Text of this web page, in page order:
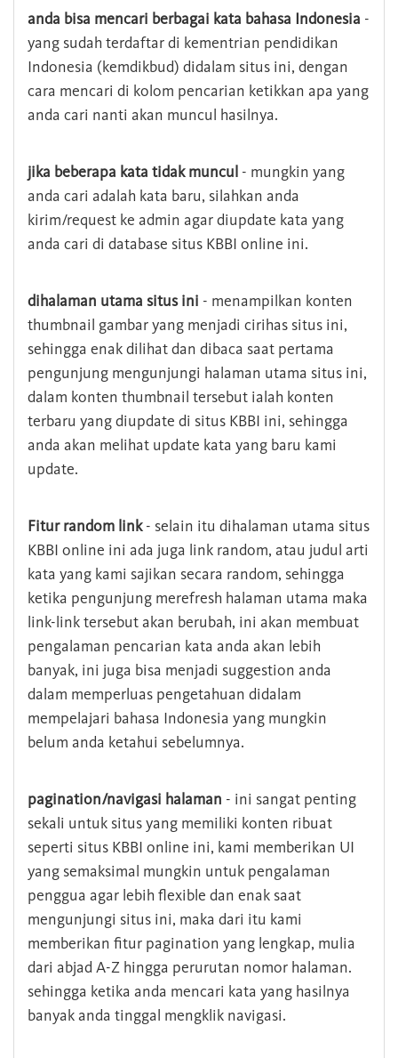
anda bisa mencari berbagai kata bahasa Indonesia -
yang sudah terdaftar di kementrian pendidikan
Indonesia (kemdikbud) didalam situs ini, dengan
cara mencari di kolom pencarian ketikkan apa yang
anda cari nanti akan muncul hasilnya.
jika beberapa kata tidak muncul - mungkin yang
anda cari adalah kata baru, silahkan anda
kirim/request ke admin agar diupdate kata yang
anda cari di database situs KBBI online ini.
dihalaman utama situs ini - menampilkan konten
thumbnail gambar yang menjadi cirihas situs ini,
sehingga enak dilihat dan dibaca saat pertama
pengunjung mengunjungi halaman utama situs ini,
dalam konten thumbnail tersebut ialah konten
terbaru yang diupdate di situs KBBI ini, sehingga
anda akan melihat update kata yang baru kami
update.
Fitur random link- selain itu dihalaman utama situs
KBBI online ini ada juga link random, atau judul arti
kata yang kami sajikan secara random, sehingga
ketika pengunjung merefresh halaman utama maka
link-link tersebut akan berubah, ini akan membuat
pengalaman pencarian kata anda akan lebih
banyak, ini juga bisa menjadi suggestion anda
dalam memperluas pengetahuan didalam
mempelajari bahasa Indonesia yang mungkin
belum anda ketahui sebelumnya.
pagination/navigasi halaman - ini sangat penting
sekali untuk situs yang memiliki konten ribuat
seperti situs KBBI online ini, kami memberikan UI
yang semaksimal mungkin untuk pengalaman
penggua agar lebih flexible dan enak saat
mengunjungi situs ini, maka dari itu kami
memberikan fitur pagination yang lengkap, mulia
dari abjad A-Z hingga perurutan nomor halaman.
sehingga ketika anda mencari kata yang hasilnya
banyak anda tinggal mengklik navigasi.